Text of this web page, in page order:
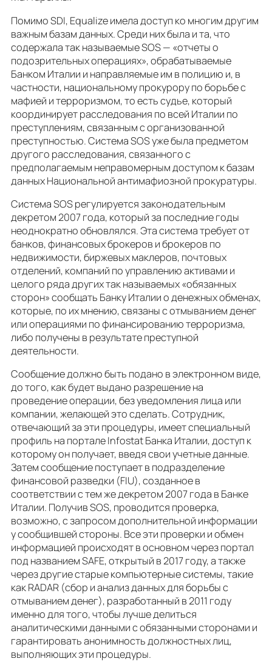
Помимо SDI, Equalize имела доступ ко многим другим
важным базам данных. Среди них была и та, что
содержала так называемые SOS — «отчеты о
подозрительных операциях», обрабатываемые
Банком Италии и направляемые им в полицию и, в
частности, национальному прокурору по борьбе с
мафией и терроризмом, то есть судье, который
координирует расследования по всей Италии по
преступлениям, связанным с организованной
преступностью. Система SOS уже была предметом
другого расследования, связанного с
предполагаемым неправомерным доступом к базам
данных Национальной антимафиозной прокуратуры.
Система SOS регулируется законодательным
декретом 2007 года, который за последние годы
неоднократно обновлялся. Эта система требует от
банков, финансовых брокеров и брокеров по
недвижимости, биржевых маклеров, почтовых
отделений, компаний по управлению активами и
целого ряда других так называемых «обязанных
сторон» сообщать Банку Италии о денежных обменах,
которые, по их мнению, связаны с отмыванием денег
или операциями по финансированию терроризма,
либо получены в результате преступной
деятельности.
Сообщение должно быть подано в электронном виде,
до того, как будет выдано разрешение на
проведение операции, без уведомления лица или
компании, желающей это сделать. Сотрудник,
отвечающий за эти процедуры, имеет специальный
профиль на портале Infostat Банка Италии, доступ к
которому он получает, введя свои учетные данные.
Затем сообщение поступает в подразделение
финансовой разведки (FIU), созданное в
соответствии с тем же декретом 2007 года в Банке
Италии. Получив SOS, проводится проверка,
возможно, с запросом дополнительной информации
у сообщившей стороны. Все эти проверки и обмен
информацией происходят в основном через портал
под названием SAFE, открытый в 2017 году, а также
через другие старые компьютерные системы, такие
как RADAR (сбор и анализ данных для борьбы с
отмыванием денег), разработанный в 2011 году
именно для того, чтобы лучше делиться
аналитическими данными с обязанными сторонами и
гарантировать анонимность должностных лиц,
выполняющих эти процедуры.